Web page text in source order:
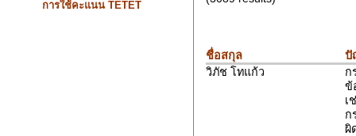
การใช้คะแนน TETET
ชื่อสกุล
ปั
วิภัช โทแก้ว
ก
ข้
เ
ก
ผิ